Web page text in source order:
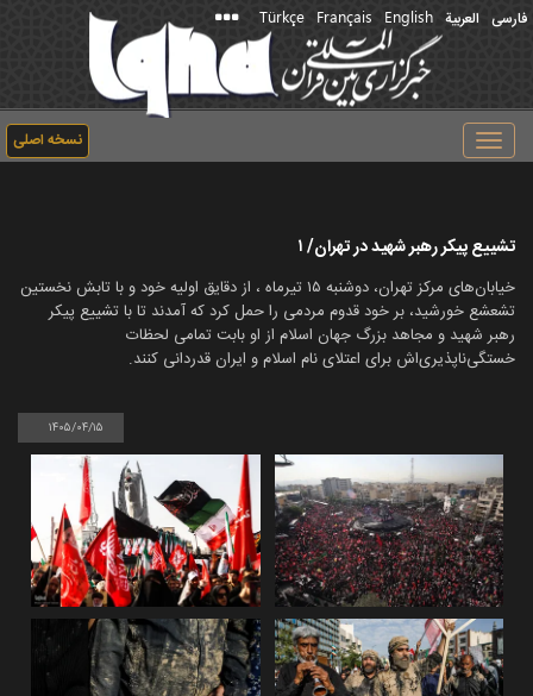
فارسی العربیة English
Français
Türkçe
نسخه اصلی
Toggle
navigation
تشییع پیکر رهبر شهید در تهران/ ۱
خیابان‌های مرکز تهران، دوشنبه ۱۵ تیرماه ، از دقایق اولیه خود و با تابش نخستین
تشعشع خورشید، بر خود قدوم مردمی را حمل کرد که آمدند تا با تشییع پیکر
رهبر شهید و مجاهد بزرگ جهان اسلام از او بابت تمامی لحظات
خستگی‌ناپذیری‌اش برای اعتلای نام اسلام و ایران قدردانی کنند.
۱۴۰۵/۰۴/۱۵